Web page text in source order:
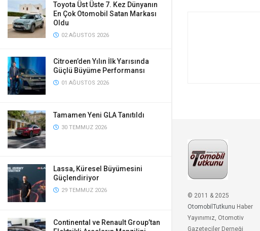
Toyota Üst Üste 7. Kez Dünyanın
En Çok Otomobil Satan Markası
Oldu
02 AĞUSTOS 2026
Citroen’den Yılın İlk Yarısında
Güçlü Büyüme Performansı
01 AĞUSTOS 2026
Tamamen Yeni GLA Tanıtıldı
30 TEMMUZ 2026
Lassa, Küresel Büyümesini
Güçlendiriyor
29 TEMMUZ 2026
Continental ve Renault Group’tan
© 2011 & 2025
OtomobilTutkunu Haber
Yayınımız, Otomotiv
Gazeteciler Derneği